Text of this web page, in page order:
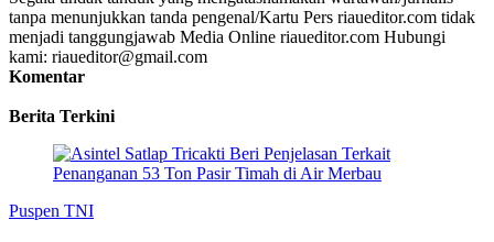
tanpa menunjukkan tanda pengenal/Kartu Pers riaueditor.com tidak
menjadi tanggungjawab Media Online riaueditor.com Hubungi
kami: riaueditor@gmail.com
Komentar
Berita Terkini
Puspen TNI